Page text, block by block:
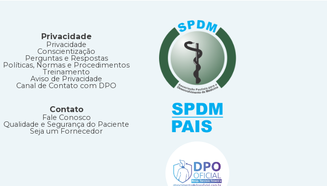
Privacidade
Privacidade
Conscientização
Perguntas e Respostas
Políticas, Normas e Procedimentos
Treinamento
Aviso de Privacidade
Canal de Contato com DPO
Contato
Fale Conosco
Qualidade e Segurança do Paciente
Seja um Fornecedor